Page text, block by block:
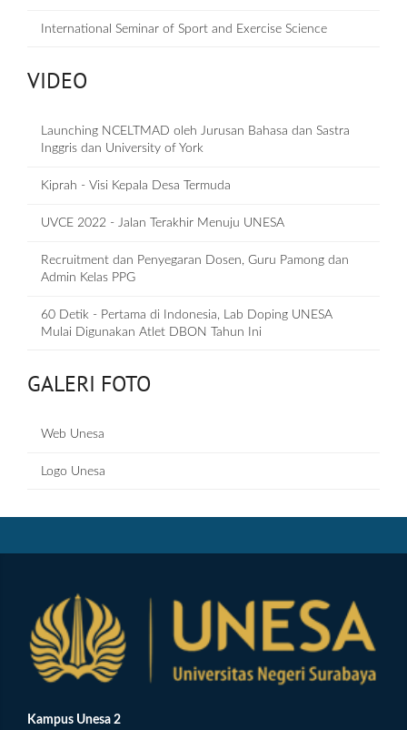
International Seminar of Sport and Exercise Science
VIDEO
Launching NCELTMAD oleh Jurusan Bahasa dan Sastra
Inggris dan University of York
Kiprah - Visi Kepala Desa Termuda
UVCE 2022 - Jalan Terakhir Menuju UNESA
Recruitment dan Penyegaran Dosen, Guru Pamong dan
Admin Kelas PPG
60 Detik - Pertama di Indonesia, Lab Doping UNESA
Mulai Digunakan Atlet DBON Tahun Ini
GALERI FOTO
Web Unesa
Logo Unesa
Kampus Unesa 2